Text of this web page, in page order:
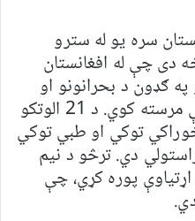
سره یو له سترو
دی چې له افغانستان
ګډون د بحرانونو او
ناورینونو په له منځه وړلو کې مرسته کوي. د 21 الوتکو
500 ټنه خوراکي توکي او طبي توکي
دي. ترڅو د نیم
پوره کړي، چې